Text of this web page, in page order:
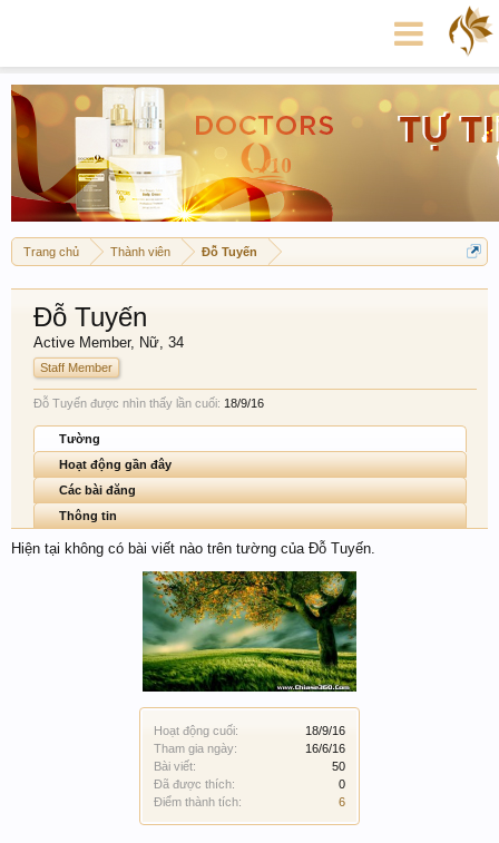
Trang chủ Thành viên Đỗ Tuyến
Hoạt động cuối:
18/9/16
Tham gia ngày:
16/6/16
Bài viết:
50
Đã được thích:
0
Điểm thành tích:
6
Đỗ Tuyến
Active Member, Nữ, 34
Staff Member
Đỗ Tuyến được nhìn thấy lần cuối: 18/9/16
Tường
Hoạt động gần đây
Các bài đăng
Thông tin
Hiện tại không có bài viết nào trên tường của Đỗ Tuyến.